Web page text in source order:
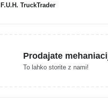
F.U.H. TruckTrader
Prodajate
To lahko storite z nami!